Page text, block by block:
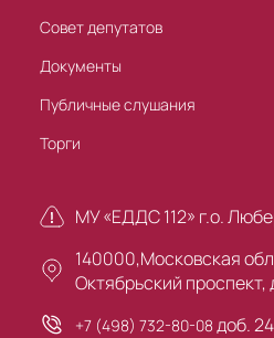
Совет депутатов
Документы
Публичные слушания
Торги
МУ «ЕДДС 112» г.о.
140000,Московская
Октябрьский проспект,
+7 (498) 732-80-08 доб.